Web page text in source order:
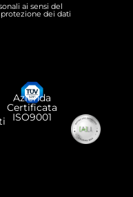
ai sensi del
dei dati
Azienda
Certificata
ISO9001